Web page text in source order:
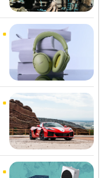
روحیه مقاومت ایفا کرده‌اند
توقیف کامیون با راننده ۸ ساله در اصفهان!